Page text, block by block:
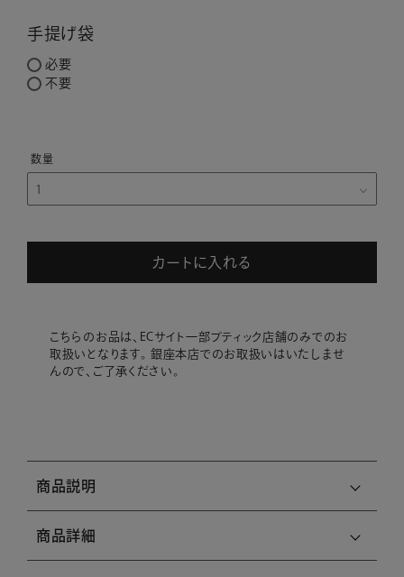
手提げ袋
必要
不要
カートに入れる
こちらのお品は、ECサイト一部ブティック店舗のみでのお
取扱いとなります。 銀座本店でのお取扱いはいたしませ
んので、ご了承ください。
商品説明
商品詳細